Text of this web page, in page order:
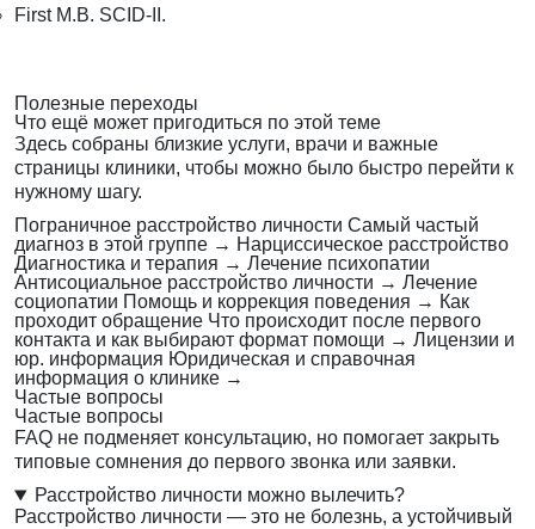
First M.B. SCID-II.
Полезные переходы
Что ещё может пригодиться по этой теме
Здесь собраны близкие услуги, врачи и важные
страницы клиники, чтобы можно было быстро перейти к
нужному шагу.
Пограничное расстройство личности Самый частый
диагноз в этой группе → Нарциссическое расстройство
Диагностика и терапия → Лечение психопатии
Антисоциальное расстройство личности → Лечение
социопатии Помощь и коррекция поведения → Как
проходит обращение Что происходит после первого
контакта и как выбирают формат помощи → Лицензии и
юр. информация Юридическая и справочная
информация о клинике →
Частые вопросы
Частые вопросы
FAQ не подменяет консультацию, но помогает закрыть
типовые сомнения до первого звонка или заявки.
Расстройство личности можно вылечить?
Расстройство личности — это не болезнь, а устойчивый